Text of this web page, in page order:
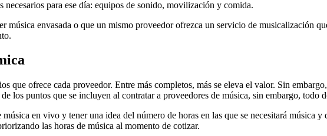
para ese día: equipos de sonido, movilización y comida.
música envasada o que un mismo proveedor ofrezca un servicio de musicalización
que ofrece cada proveedor. Entre más completos, más se eleva el valor. Sin
los puntos que se incluyen al contratar a proveedores de música, sin embargo, todo
en vivo y tener una idea del número de horas en las que se necesitará música
las horas de música al momento de cotizar.